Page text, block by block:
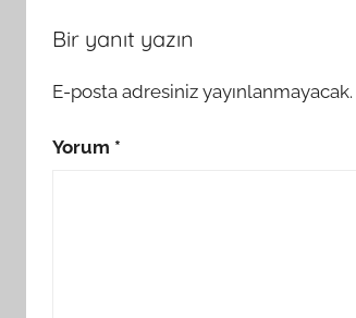
Bir yanıt yazın
E-posta adresiniz yayınlanmayacak.
Yorum *